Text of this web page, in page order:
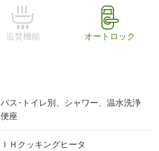
追焚機能 オートロック
バス･トイレ別、シャワー、温水洗浄
便座
ＩＨクッキングヒータ